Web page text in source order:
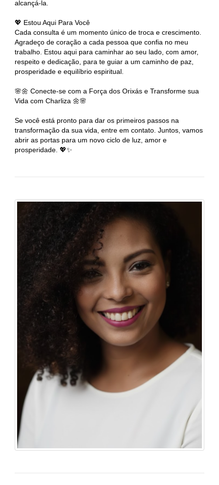
alcançá-la.
💖 Estou Aqui Para Você
Cada consulta é um momento único de troca e crescimento.
Agradeço de coração a cada pessoa que confia no meu
trabalho. Estou aqui para caminhar ao seu lado, com amor,
respeito e dedicação, para te guiar a um caminho de paz,
prosperidade e equilíbrio espiritual.
🌸🌼 Conecte-se com a Força dos Orixás e Transforme sua
Vida com Charliza 🌼🌸
Se você está pronto para dar os primeiros passos na
transformação da sua vida, entre em contato. Juntos, vamos
abrir as portas para um novo ciclo de luz, amor e
prosperidade. 💖✨